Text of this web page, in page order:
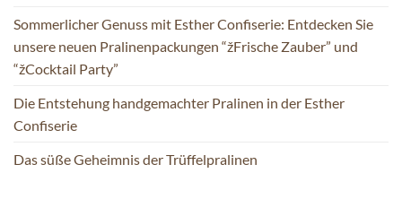
Sommerlicher Genuss mit Esther Confiserie: Entdecken Sie
unsere neuen Pralinenpackungen “žFrische Zauber” und
“žCocktail Party”
Die Entstehung handgemachter Pralinen in der Esther
Confiserie
Das süße Geheimnis der Trüffelpralinen